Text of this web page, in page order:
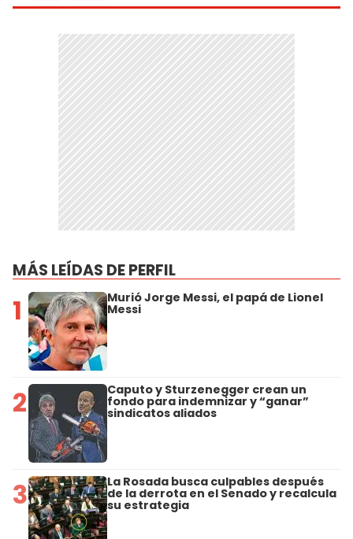
MÁS LEÍDAS DE PERFIL
1 Murió Jorge Messi, el papá de Lionel
Messi
2 Caputo y Sturzenegger crean un
fondo para indemnizar y “ganar”
sindicatos aliados
3 La Rosada busca culpables después
de la derrota en el Senado y recalcula
su estrategia